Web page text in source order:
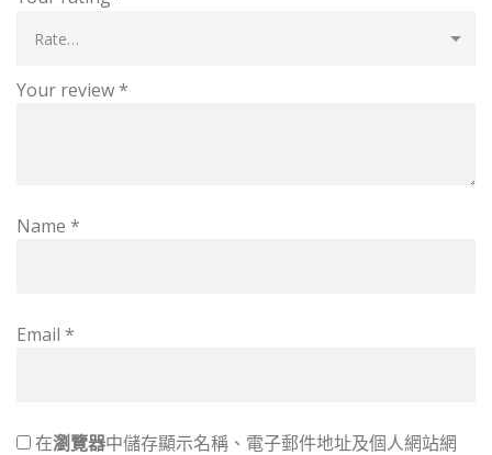
Your review*
Name *
Email *
在瀏覽器中儲存顯示名稱、電子郵件地址及個人網站網